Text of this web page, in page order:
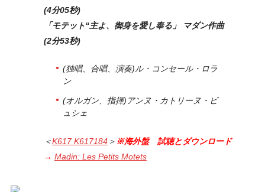
(4分05秒)
「モテット“主よ、御身を愛し奉る」 マダン作曲
(2分53秒)
(独唱、合唱、演奏)ル・コンセール・ロラ
ン
(オルガン、指揮)アンヌ・カトリーヌ・ビ
ュシェ
＜K617 K617184＞ ※海外盤 試聴とダウンロード
→ Madin: Les Petits Motets